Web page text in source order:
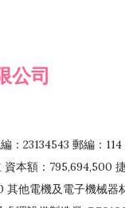
公司
：23134543 郵編：
本額：795,694,500
其他電機及電子機械